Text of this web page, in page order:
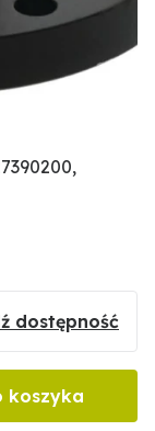
dostępność
koszyka